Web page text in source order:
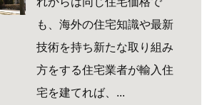
も、海外の住宅知識や最新
技術を持ち新たな取り組み
方をする住宅業者が輸入住
宅を建てれば、...